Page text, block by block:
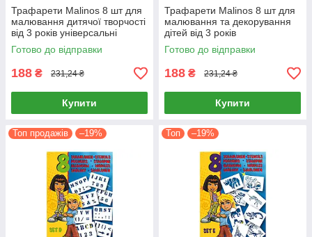
Трафарети Malinos 8 шт для
малювання дитячої творчості
від 3 років універсальні
візерунки
Готово до відправки
188 ₴ 231,24 ₴
Купити
Трафарети Malinos 8 шт для
малювання та декорування
дітей від 3 років
Готово до відправки
188 ₴ 231,24 ₴
Купити
Топ продажів –19% Топ –19%